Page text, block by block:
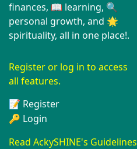
finances, 📖 learning, 🔍
personal growth, and 🌟
spirituality, all in one place!.
Register or log in to access
all features.
📝 Register
🔑 Login
Read AckySHINE's Guidelines